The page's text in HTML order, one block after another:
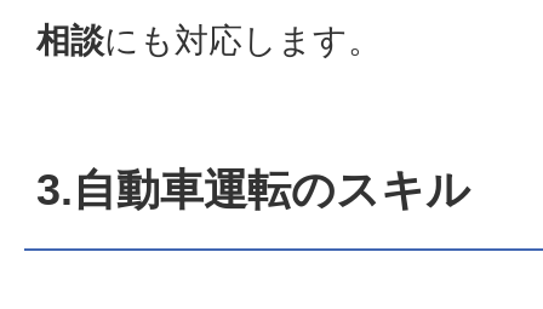
相談にも対応します。
3.自動車運転のスキル